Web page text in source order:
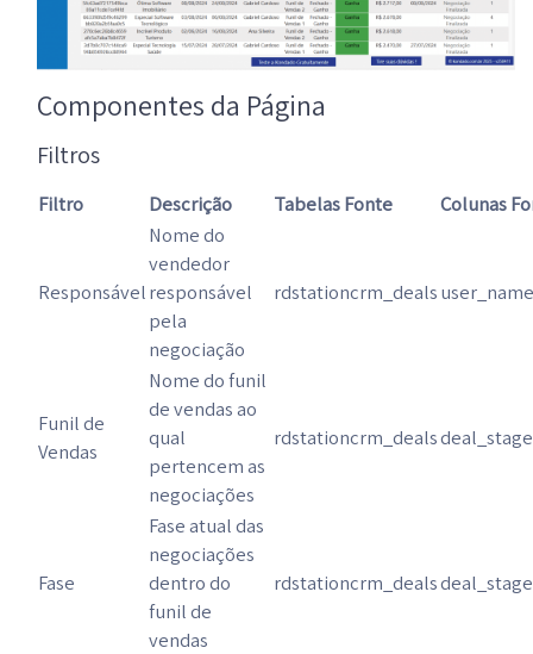
Componentes da Página
Filtros
Filtro Descrição Tabelas Fonte Colunas
Responsável
Nome do
vendedor
responsável
pela
negociação
rdstationcrm_dealsuser_name
Funil de
Vendas
Nome do funil
de vendas ao
qual
pertencem as
negociações
rdstationcrm_deals
Fase
Fase atual das
negociações
dentro do
funil de
vendas
rdstationcrm_deals